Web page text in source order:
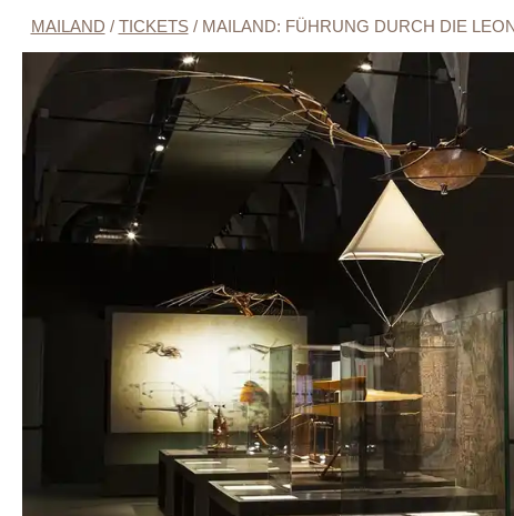
MAILAND / TICKETS/ MAILAND: FÜHRUNG DURCH DIE